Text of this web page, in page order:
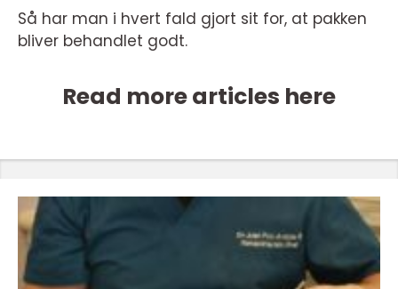
Så har man i hvert fald gjort sit for, at pakken
bliver behandlet godt.
Read more articles here